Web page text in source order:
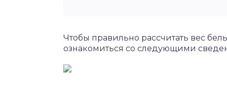
Чтобы правильно рассчитать вес
ознакомиться со следующими